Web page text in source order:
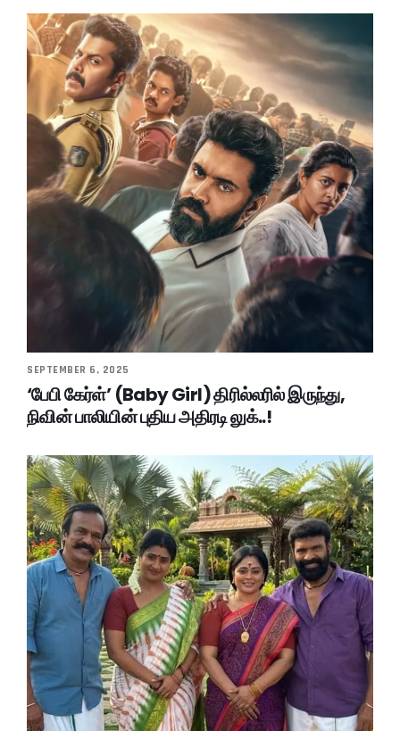
SEPTEMBER 6, 2025
‘பேபி கேர்ள்’ (Baby Girl) திரில்லரில் இருந்து,
நிவின் பாலியின் புதிய அதிரடி லுக்..!